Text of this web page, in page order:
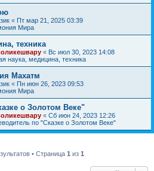
« Пт мар 21, 2025 03:39
Мира
техника
« Вс июл 30, 2023 14:08
наука, медицина, техника
Махатм
« Пн июн 26, 2023 09:53
Мира
о Золотом Веке"
« Сб июн 24, 2023 12:26
по "Сказке о Золотом Веке"
• Страница 1 из 1